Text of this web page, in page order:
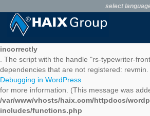
Notice
: Function WP_Scripts::add was called
incorrectly
. The script with the handle "rs-typewriter-
dependencies that are not registered: revmin.
Debugging in WordPress
for more information. (This message was
/var/www/vhosts/haix.com/httpdocs/
includes/functions.php
to
main
content
select